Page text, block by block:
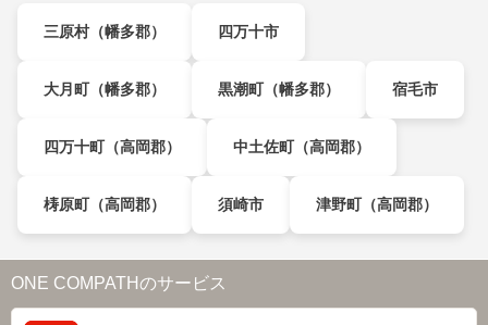
三原村（幡多郡） 四万十市
大月町（幡多郡） 黒潮町（幡多郡） 宿毛市
四万十町（高岡郡） 中土佐町（高岡郡）
梼原町（高岡郡） 須崎市 津野町（高岡郡）
ONE COMPATHのサービス